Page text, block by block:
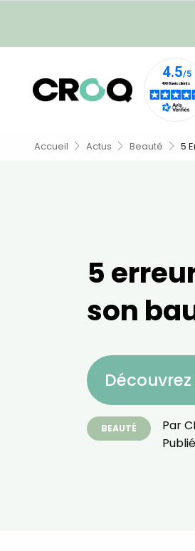
Accueil Actus Beauté 5
5
son
Découvrez
BEAUTÉ Par